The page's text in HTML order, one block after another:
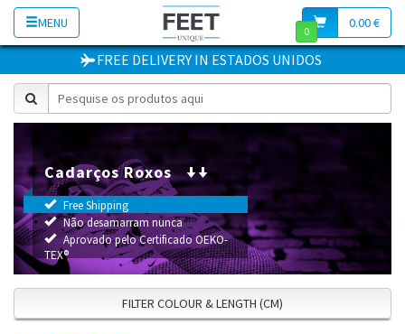
MENU 0.00 €
0
FREE DELIVERY IN ESTADOS UNIDOS
Cadarços Roxos
Free Shipping
Não desamarram nunca
Aprovado pelo Certificado OEKO-
TEX®
FILTER COLOUR & LENGTH (CM)